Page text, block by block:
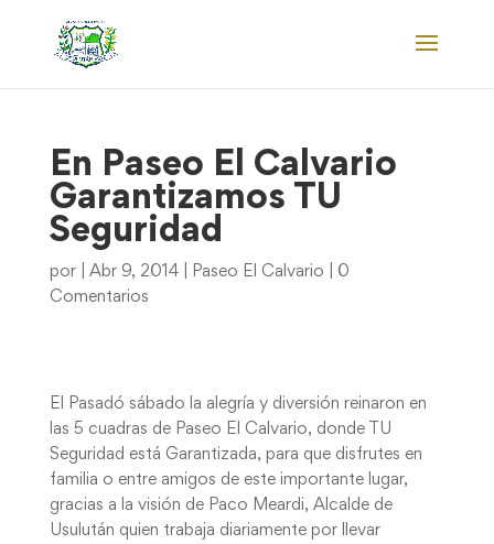
En Paseo El Calvario
Garantizamos TU
Seguridad
por Abr 9, 2014| Paseo El Calvario
0
Comentarios
El Pasadó sábado la alegría y diversión reinaron en
las 5 cuadras de Paseo El Calvario, donde TU
Seguridad está Garantizada, para que disfrutes en
familia o entre amigos de este importante lugar,
gracias a la visión de Paco Meardi, Alcalde de
Usulután quien trabaja diariamente por llevar